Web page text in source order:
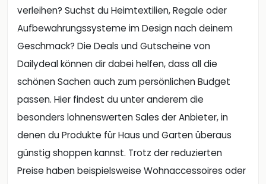
verleihen? Suchst du Heimtextilien, Regale oder
Aufbewahrungssysteme im Design nach deinem
Geschmack? Die Deals und Gutscheine von
Dailydeal können dir dabei helfen, dass all die
schönen Sachen auch zum persönlichen Budget
passen. Hier findest du unter anderem die
besonders lohnenswerten Sales der Anbieter, in
denen du Produkte für Haus und Garten überaus
günstig shoppen kannst. Trotz der reduzierten
Preise haben beispielsweise Wohnaccessoires oder